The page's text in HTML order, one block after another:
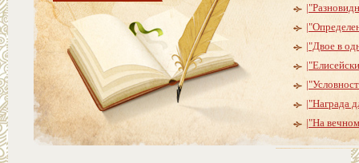
|"Двое в
|"Награда
|"На